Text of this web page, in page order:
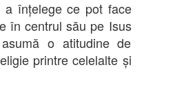
a înțelege ce pot face
în centrul său pe Isus
o atitudine de
printre celelalte și